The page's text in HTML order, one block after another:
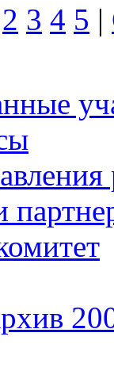
2 3 4 5 |